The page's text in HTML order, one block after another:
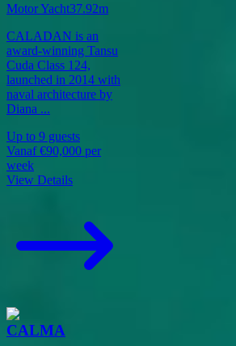
Motor Yacht37.92m
CALADAN is an
award-winning Tansu
Cuda Class 124,
launched in 2014 with
naval architecture by
Diana ...
Up to 9 guests
Vanaf €90,000 per
week
View Details
CALMA